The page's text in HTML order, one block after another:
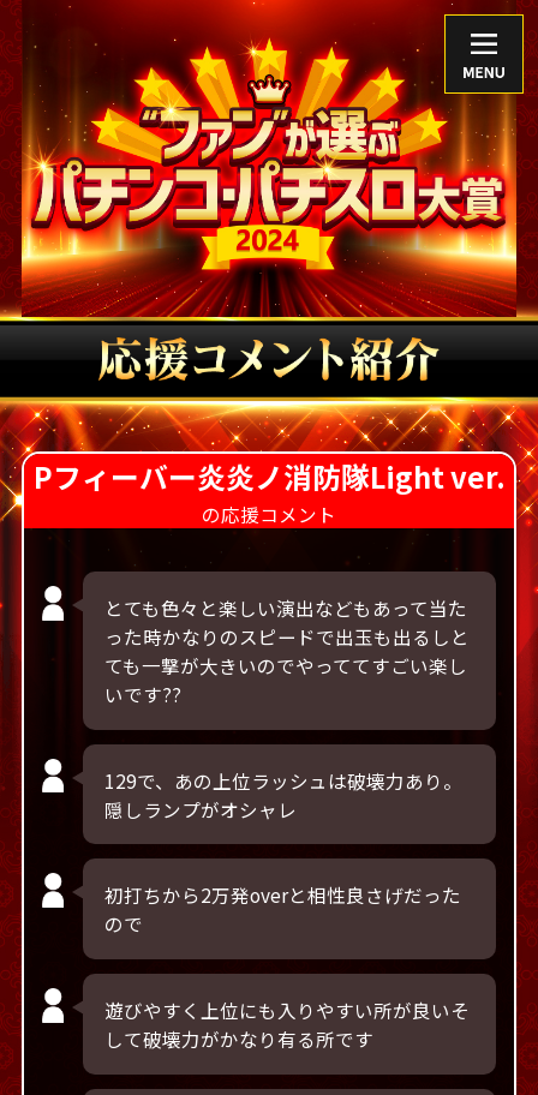
TOP
アンバサダー
歴代グランプリ
公式Xアカウント
Pフィーバー炎炎ノ消防隊Light ver.
の応援コメント
とても色々と楽しい演出などもあって当た
った時かなりのスピードで出玉も出るしと
ても一撃が大きいのでやっててすごい楽し
いです??
129で、あの上位ラッシュは破壊力あり。
隠しランプがオシャレ
初打ちから2万発overと相性良さげだった
ので
遊びやすく上位にも入りやすい所が良いそ
して破壊力がかなり有る所です